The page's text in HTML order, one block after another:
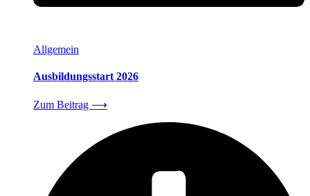
Allgemein
Ausbildungsstart 2026
Zum Beitrag ⟶